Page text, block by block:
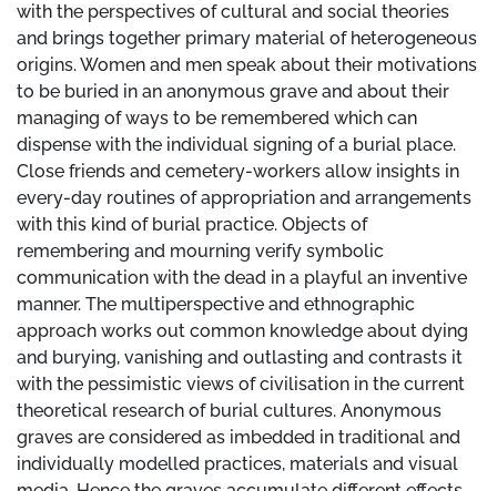
with the perspectives of cultural and social theories
and brings together primary material of heterogeneous
origins. Women and men speak about their motivations
to be buried in an anonymous grave and about their
managing of ways to be remembered which can
dispense with the individual signing of a burial place.
Close friends and cemetery-workers allow insights in
every-day routines of appropriation and arrangements
with this kind of burial practice. Objects of
remembering and mourning verify symbolic
communication with the dead in a playful an inventive
manner. The multiperspective and ethnographic
approach works out common knowledge about dying
and burying, vanishing and outlasting and contrasts it
with the pessimistic views of civilisation in the current
theoretical research of burial cultures. Anonymous
graves are considered as imbedded in traditional and
individually modelled practices, materials and visual